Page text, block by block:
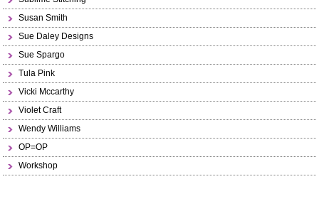
Susan Smith
Sue Daley Designs
Sue Spargo
Tula Pink
Vicki Mccarthy
Violet Craft
Wendy Williams
OP=OP
Workshop